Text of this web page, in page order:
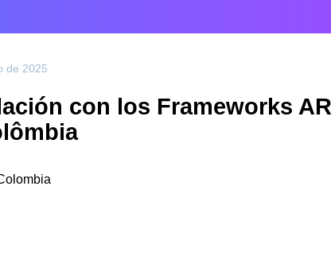
de 2025
con los Frameworks